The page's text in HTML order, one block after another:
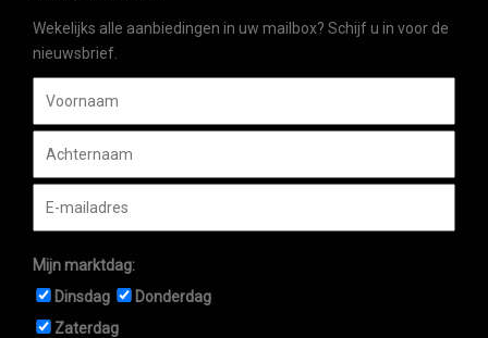
Wekelijks alle aanbiedingen in uw mailbox? Schijf u in voor de
nieuwsbrief.
Mijn marktdag:
Dinsdag
Donderdag
Zaterdag